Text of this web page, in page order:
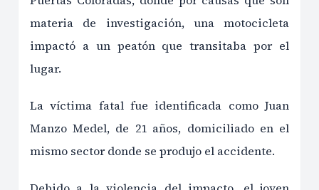
materia de investigación, una motocicleta
impactó a un peatón que transitaba por el
lugar.
La víctima fatal fue identificada como Juan
Manzo Medel, de 21 años, domiciliado en el
mismo sector donde se produjo el accidente.